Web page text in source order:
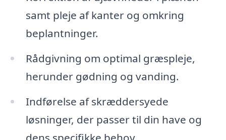
samt pleje af kanter og omkring
beplantninger.
Rådgivning om optimal græspleje,
herunder gødning og vanding.
Indførelse af skræddersyede
løsninger, der passer til din have og